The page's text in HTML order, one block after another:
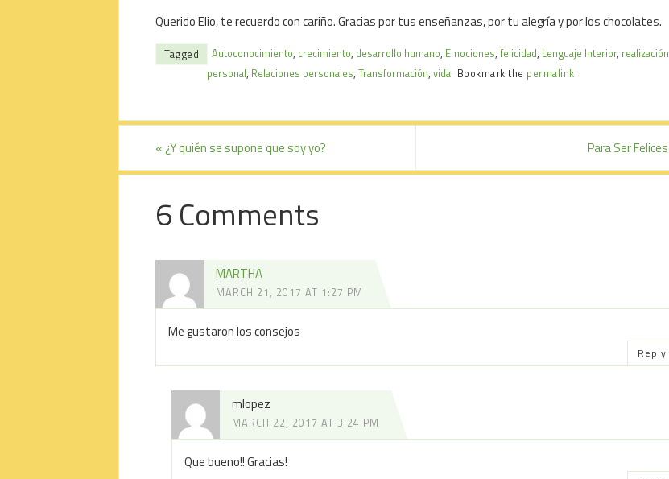
Querido Elio, te recuerdo con cariño. Gracias por tus enseñanzas, por tu alegría y por los chocolates.
Tagged Autoconocimiento, crecimiento, desarrollo humano, Emociones, felicidad, Lenguaje Interior, realización
personal, Relaciones personales, Transformación, vida. Bookmark the permalink.
«¿Y quién se supone que soy yo? Para Ser Felices
6 Comments
MARTHA
MARCH 21, 2017 AT 1:27 PM
Me gustaron los consejos
Reply
mlopez
MARCH 22, 2017 AT 3:24 PM
Que bueno!! Gracias!